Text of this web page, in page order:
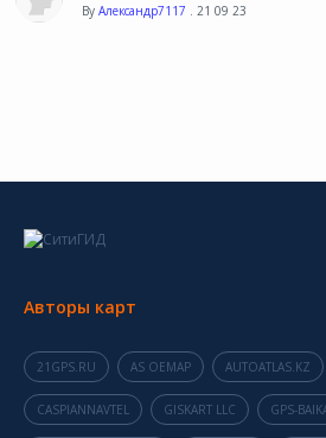
By Александр7117 . 21 09 23
Авторы карт
21GPS.RU AS OEMAP AUTOATLAS.KZ
CASPIANNAVTEL GISKART LLC GPS-